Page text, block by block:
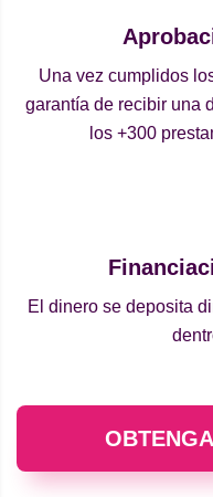
Una vez cumplidos
garantía de recibir una
los +300
El dinero se deposita